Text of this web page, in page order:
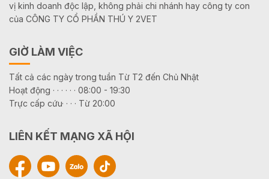
vị kinh doanh độc lập, không phải chi nhánh hay công ty con
của CÔNG TY CỔ PHẦN THÚ Y 2VET
GIỜ LÀM VIỆC
Tất cả các ngày trong tuần Từ T2 đến Chủ Nhật
Hoạt động · · · · · · 08:00 - 19:30
Trực cấp cứu· · · · Từ 20:00
LIÊN KẾT MẠNG XÃ HỘI